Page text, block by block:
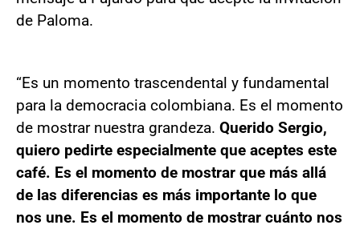
de Paloma.
“Es un momento trascendental y fundamental
para la democracia colombiana. Es el momento
de mostrar nuestra grandeza. Querido Sergio,
quiero pedirte especialmente que aceptes este
café. Es el momento de mostrar que más allá
de las diferencias es más importante lo que
nos une. Es el momento de mostrar cuánto nos